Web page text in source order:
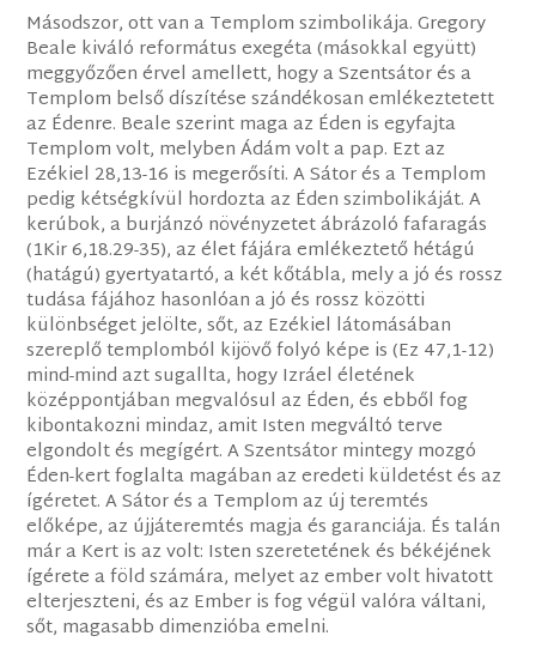
Másodszor, ott van a Templom szimbolikája. Gregory
Beale kiváló református exegéta (másokkal együtt)
meggyőzően érvel amellett, hogy a Szentsátor és a
Templom belső díszítése szándékosan emlékeztetett
az Édenre. Beale szerint maga az Éden is egyfajta
Templom volt, melyben Ádám volt a pap. Ezt az
Ezékiel 28,13-16 is megerősíti. A Sátor és a Templom
pedig kétségkívül hordozta az Éden szimbolikáját. A
kerúbok, a burjánzó növényzetet ábrázoló fafaragás
(1Kir 6,18.29-35), az élet fájára emlékeztető hétágú
(hatágú) gyertyatartó, a két kőtábla, mely a jó és rossz
tudása fájához hasonlóan a jó és rossz közötti
különbséget jelölte, sőt, az Ezékiel látomásában
szereplő templomból kijövő folyó képe is (Ez 47,1-12)
mind-mind azt sugallta, hogy Izráel életének
középpontjában megvalósul az Éden, és ebből fog
kibontakozni mindaz, amit Isten megváltó terve
elgondolt és megígért. A Szentsátor mintegy mozgó
Éden-kert foglalta magában az eredeti küldetést és az
ígéretet. A Sátor és a Templom az új teremtés
előképe, az újjáteremtés magja és garanciája. És talán
már a Kert is az volt: Isten szeretetének és békéjének
ígérete a föld számára, melyet az ember volt hivatott
elterjeszteni, és az Ember is fog végül valóra váltani,
sőt, magasabb dimenzióba emelni.